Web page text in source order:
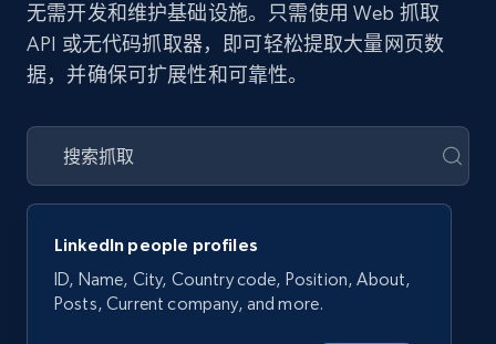
无需开发和维护基础设施。只需使用 Web 抓取
API 或无代码抓取器，即可轻松提取大量网页数
据，并确保可扩展性和可靠性。
LinkedIn people profiles
ID, Name, City, Country code, Position, About,
Posts, Current company, and more.